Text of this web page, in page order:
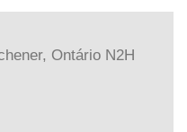
Ontário N2H